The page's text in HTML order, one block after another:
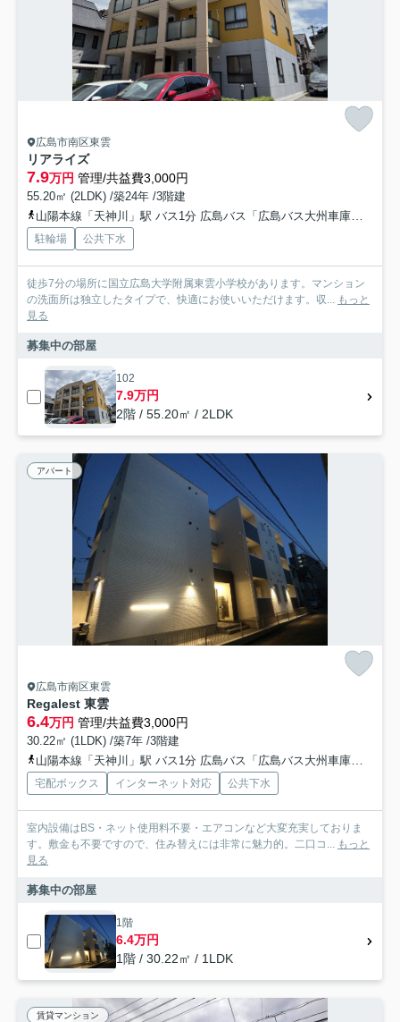
広島市南区東雲
リアライズ
7.9万円 管理/共益費3,000円
55.20㎡ (2LDK) /築24年 /3階建
山陽本線「天神川」駅 バス1分 広島バス「広島バス大州車庫前」 停歩17分
駐輪場 公共下水
徒歩7分の場所に国立広島大学附属東雲小学校があります。マンション
の洗面所は独立したタイプで、快適にお使いいただけます。収... もっと
見る
募集中の部屋
102
7.9万円
2階 / 55.20㎡ / 2LDK
アパート
広島市南区東雲
Regalest 東雲
6.4万円 管理/共益費3,000円
30.22㎡ (1LDK) /築7年 /3階建
山陽本線「天神川」駅 バス1分 広島バス「広島バス大州車庫前」 停歩19分
宅配ボックス インターネット対応 公共下水
室内設備はBS・ネット使用料不要・エアコンなど大変充実しておりま
す。敷金も不要ですので、住み替えには非常に魅力的。二口コ... もっと
見る
募集中の部屋
1階
6.4万円
1階 / 30.22㎡ / 1LDK
賃貸マンション